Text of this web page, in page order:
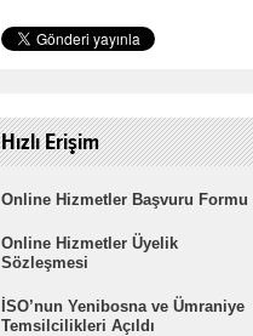
Hızlı Erişim
Online Hizmetler Başvuru Formu
Online Hizmetler Üyelik
Sözleşmesi
İSO’nun Yenibosna ve Ümraniye
Temsilcilikleri Açıldı